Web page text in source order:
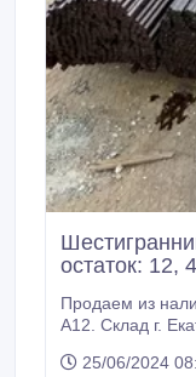
остаток: 12,
Продаем из
А12. Склад г.
* Шестигранник
25/06/2024